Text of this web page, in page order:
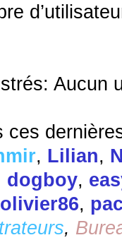
Aucun
ces
, Lilian,
dogboy,
olivier86,
,